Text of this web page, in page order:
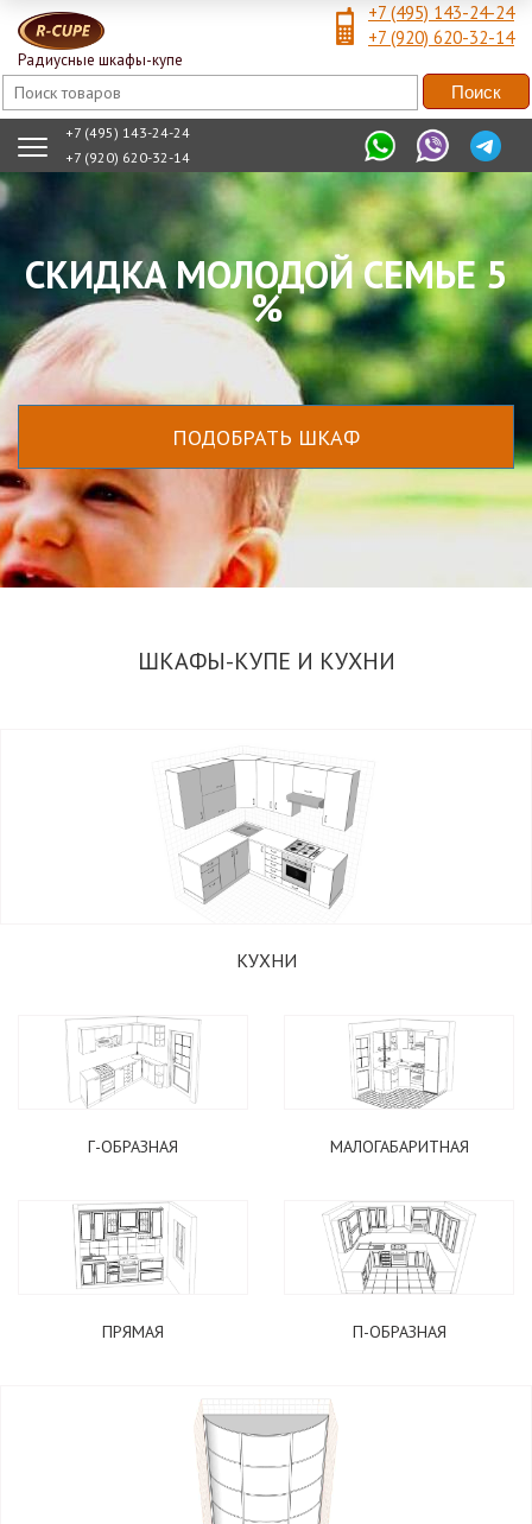
Радиусные шкафы-купе
+7 (495) 143-24-24
+7 (920) 620-32-14
+7 (495) 143-24-24
+7 (920) 620-32-14
СКИДКА МОЛОДОЙ СЕМЬЕ 5
%
ПОДОБРАТЬ ШКАФ
ПОДОБРАТЬ ШКАФ
ПОДОБРАТЬ КУХНЮ
ШКАФЫ-КУПЕ И КУХНИ
КУХНИ
Г-ОБРАЗНАЯ МАЛОГАБАРИТНАЯ
ПРЯМАЯ П-ОБРАЗНАЯ